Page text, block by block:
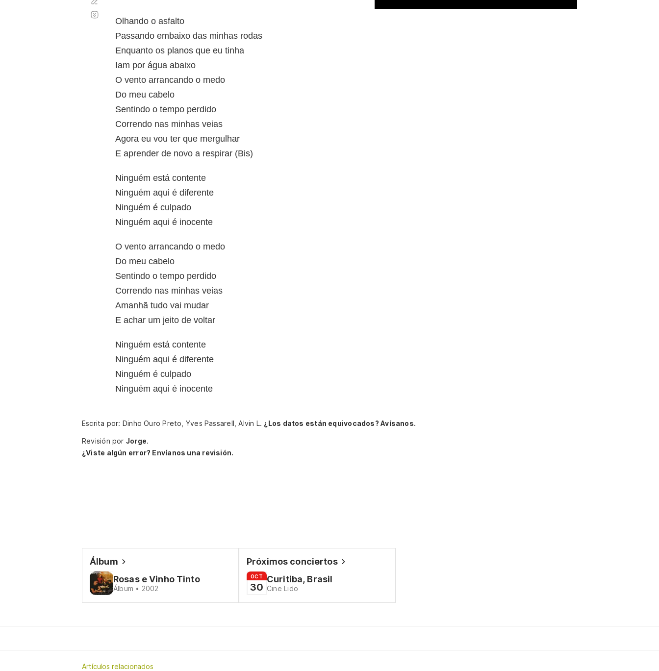
Olhando o asfalto
Passando embaixo das minhas rodas
Enquanto os planos que eu tinha
Iam por água abaixo
O vento arrancando o medo
Do meu cabelo
Sentindo o tempo perdido
Correndo nas minhas veias
Agora eu vou ter que mergulhar
E aprender de novo a respirar (Bis)
Ninguém está contente
Ninguém aqui é diferente
Ninguém é culpado
Ninguém aqui é inocente
O vento arrancando o medo
Do meu cabelo
Sentindo o tempo perdido
Correndo nas minhas veias
Amanhã tudo vai mudar
E achar um jeito de voltar
Ninguém está contente
Ninguém aqui é diferente
Ninguém é culpado
Ninguém aqui é inocente
automático
Escrita por: Dinho Ouro Preto, Yves Passarell, Alvin L. ¿Los datos están equivocados? Avísanos.
Revisión por Jorge.
¿Viste algún error? Envíanos una revisión.
Álbum
Rosas e Vinho Tinto
Álbum • 2002
Próximos conciertos
OCT
30
Curitiba, Brasil
Cine Lido
Artículos relacionados